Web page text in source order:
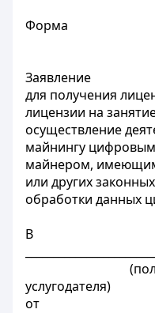
Форма
Заявление
для получения
лицензии на
осуществление
майнингу цифровым
майнером,
или других
обработки данных
В
(полное
услугодателя)
от